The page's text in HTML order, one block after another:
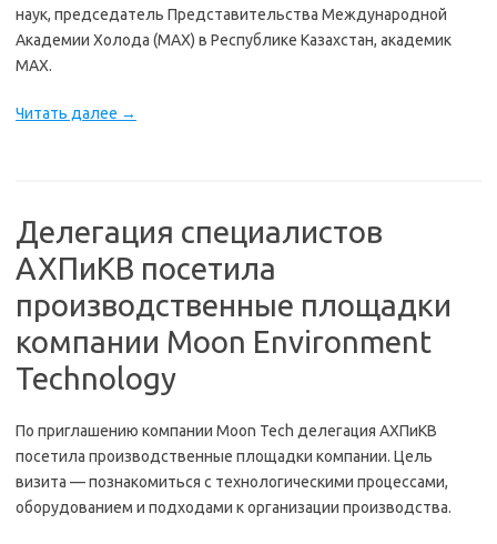
наук, председатель Представительства Международной
Академии Холода (МАХ) в Республике Казахстан, академик
МАХ.
Читать далее →
Делегация специалистов
АХПиКВ посетила
производственные площадки
компании Moon Environment
Technology
По приглашению компании Moon Tech делегация АХПиКВ
посетила производственные площадки компании. Цель
визита — познакомиться с технологическими процессами,
оборудованием и подходами к организации производства.